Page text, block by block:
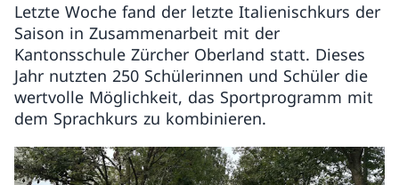
Letzte Woche fand der letzte Italienischkurs der
Saison in Zusammenarbeit mit der
Kantonsschule Zürcher Oberland statt. Dieses
Jahr nutzten 250 Schülerinnen und Schüler die
wertvolle Möglichkeit, das Sportprogramm mit
dem Sprachkurs zu kombinieren.